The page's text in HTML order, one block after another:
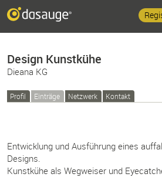
Design Kunstkühe
Dieana KG
Profil Einträge Netzwerk Kontakt
Entwicklung und Ausführung eines
Designs.
Kunstkühe als Wegweiser und